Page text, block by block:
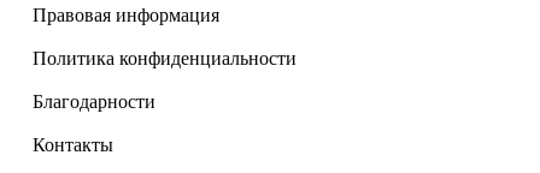
Правовая информация
Политика конфиденциальности
Благодарности
Контакты